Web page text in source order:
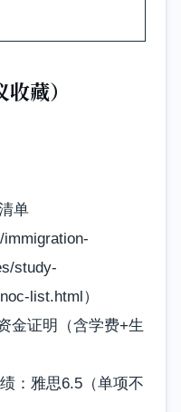
藏）
单
immigration-
study-
list.html）
金证明（含学费+生
：雅思6.5（单项不